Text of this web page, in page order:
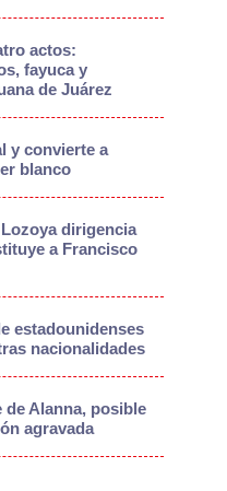
actos:
fayuca y
de Juárez
y convierte a
blanco
dirigencia
a Francisco
estadounidenses
nacionalidades
de Alanna, posible
agravada